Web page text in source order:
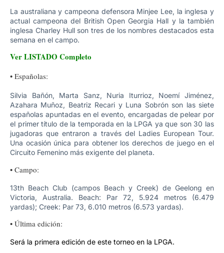
La australiana y campeona defensora Minjee Lee, la inglesa y
actual campeona del British Open Georgia Hall y la también
inglesa Charley Hull son tres de los nombres destacados esta
semana en el campo.
Ver LISTADO Completo
• Españolas:
Silvia Bañón, Marta Sanz, Nuria Iturrioz, Noemí Jiménez,
Azahara Muñoz, Beatriz Recari y Luna Sobrón son las siete
españolas apuntadas en el evento, encargadas de pelear por
el primer título de la temporada en la LPGA ya que son 30 las
jugadoras que entraron a través del Ladies European Tour.
Una ocasión única para obtener los derechos de juego en el
Circuito Femenino más exigente del planeta.
• Campo:
13th Beach Club (campos Beach y Creek) de Geelong en
Victoria, Australia. Beach: Par 72, 5.924 metros (6.479
yardas); Creek: Par 73, 6.010 metros (6.573 yardas).
• Última edición:
Será la primera edición de este torneo en la LPGA.